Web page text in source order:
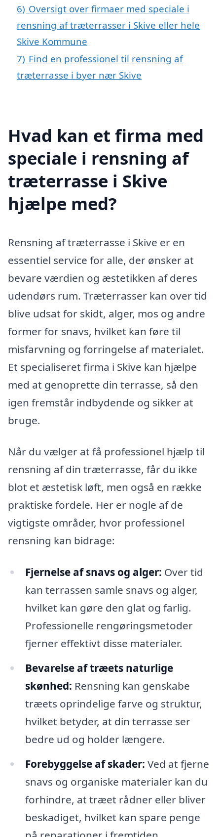
6) Oversigt over firmaer med speciale i
rensning af træterrasser i Skive eller hele
Skive Kommune
7) Find en professionel til rensning af
træterrasse i byer nær Skive
Hvad kan et firma med
speciale i rensning af
træterrasse i Skive
hjælpe med?
Rensning af træterrasse i Skive er en
essentiel service for alle, der ønsker at
bevare værdien og æstetikken af deres
udendørs rum. Træterrasser kan over tid
blive udsat for skidt, alger, mos og andre
former for snavs, hvilket kan føre til
misfarvning og forringelse af materialet.
Et specialiseret firma i Skive kan hjælpe
med at genoprette din terrasse, så den
igen fremstår indbydende og sikker at
bruge.
Når du vælger at få professionel hjælp til
rensning af din træterrasse, får du ikke
blot et æstetisk løft, men også en række
praktiske fordele. Her er nogle af de
vigtigste områder, hvor professionel
rensning kan bidrage:
Fjernelse af snavs og alger: Over tid
kan terrassen samle snavs og alger,
hvilket kan gøre den glat og farlig.
Professionelle rengøringsmetoder
fjerner effektivt disse materialer.
Bevarelse af træets naturlige
skønhed: Rensning kan genskabe
træets oprindelige farve og struktur,
hvilket betyder, at din terrasse ser
bedre ud og holder længere.
Forebyggelse af skader: Ved at fjerne
snavs og organiske materialer kan du
forhindre, at træet rådner eller bliver
beskadiget, hvilket kan spare penge